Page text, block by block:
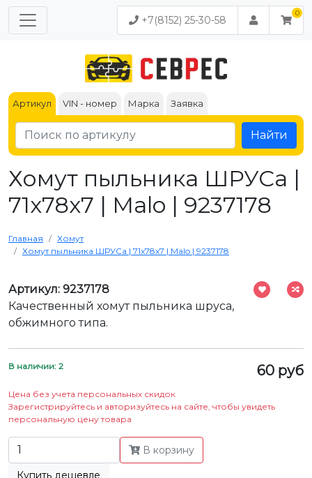
+7(8152) 25-30-58
Артикул VIN - номер Марка Заявка
Найти
Хомут пыльника ШРУСа |
71x78x7 | Malo | 9237178
Главная
Хомут
Хомут пыльника ШРУСа | 71x78x7 | Malo | 9237178
Артикул: 9237178
Качественный хомут пыльника шруса,
обжимного типа.
В наличии: 2 60 руб
Цена без учета персональных скидок
Зарегистрируйтесь и авторизуйтесь на сайте, чтобы увидеть
персональную цену товара
В корзину
Купить дешевле